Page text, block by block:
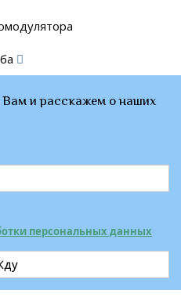
и расскажем о наших
персональных данных